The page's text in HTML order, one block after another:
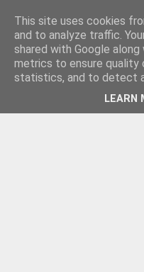
This site uses cookies
and to analyze traffic.
shared with Google
metrics to ensure quality
statistics, and to detect
LEARN